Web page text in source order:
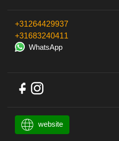
+31264429937
+31683240411
WhatsApp
website